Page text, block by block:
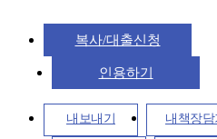
복사/대출신청
인용하기
내보내기 내책장담